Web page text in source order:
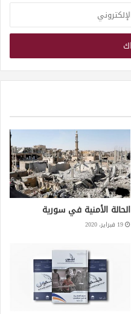
الحالة الأمنية في سورية
19 فبراير، 2020